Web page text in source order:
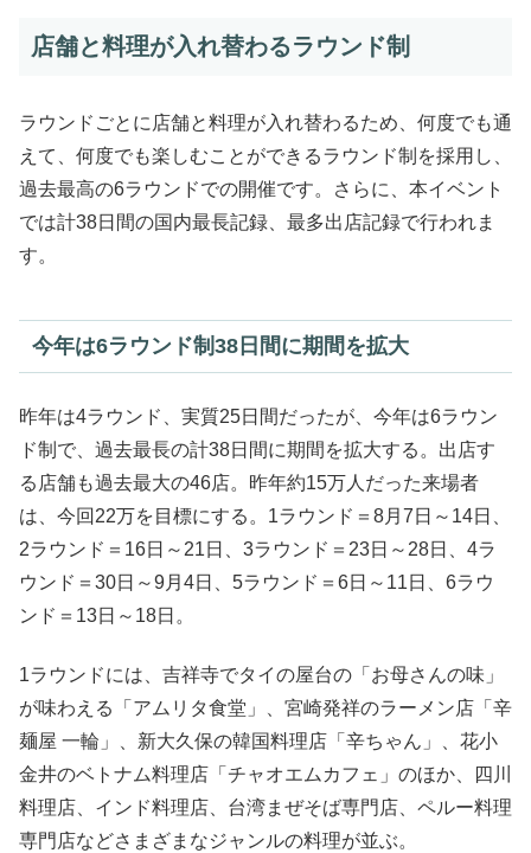
店舗と料理が入れ替わるラウンド制
ラウンドごとに店舗と料理が入れ替わるため、何度でも通
えて、何度でも楽しむことができるラウンド制を採用し、
過去最高の6ラウンドでの開催です。さらに、本イベント
では計38日間の国内最長記録、最多出店記録で行われま
す。
今年は6ラウンド制38日間に期間を拡大
昨年は4ラウンド、実質25日間だったが、今年は6ラウン
ド制で、過去最長の計38日間に期間を拡大する。出店す
る店舗も過去最大の46店。昨年約15万人だった来場者
は、今回22万を目標にする。1ラウンド＝8月7日～14日、
2ラウンド＝16日～21日、3ラウンド＝23日～28日、4ラ
ウンド＝30日～9月4日、5ラウンド＝6日～11日、6ラウ
ンド＝13日～18日。
1ラウンドには、吉祥寺でタイの屋台の「お母さんの味」
が味わえる「アムリタ食堂」、宮崎発祥のラーメン店「辛
麺屋 一輪」、新大久保の韓国料理店「辛ちゃん」、花小
金井のベトナム料理店「チャオエムカフェ」のほか、四川
料理店、インド料理店、台湾まぜそば専門店、ペルー料理
専門店などさまざまなジャンルの料理が並ぶ。